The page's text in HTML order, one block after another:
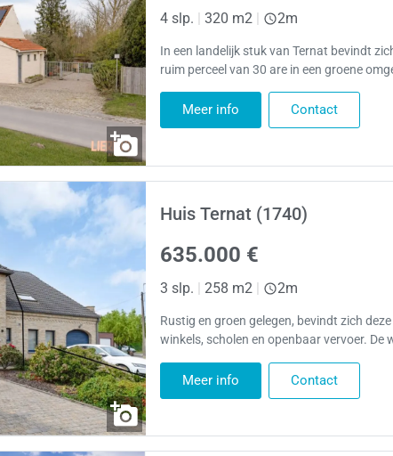
4 slp. | 320 m2 | 2m
In een landelijk stuk van Ternat bevindt
ruim perceel van 30 are in een groene
Meer info Contact
Huis Ternat (1740)
635.000 €
3 slp. | 258 m2 | 2m
Rustig en groen gelegen, bevindt zich
winkels, scholen en openbaar vervoer. De
Meer info Contact